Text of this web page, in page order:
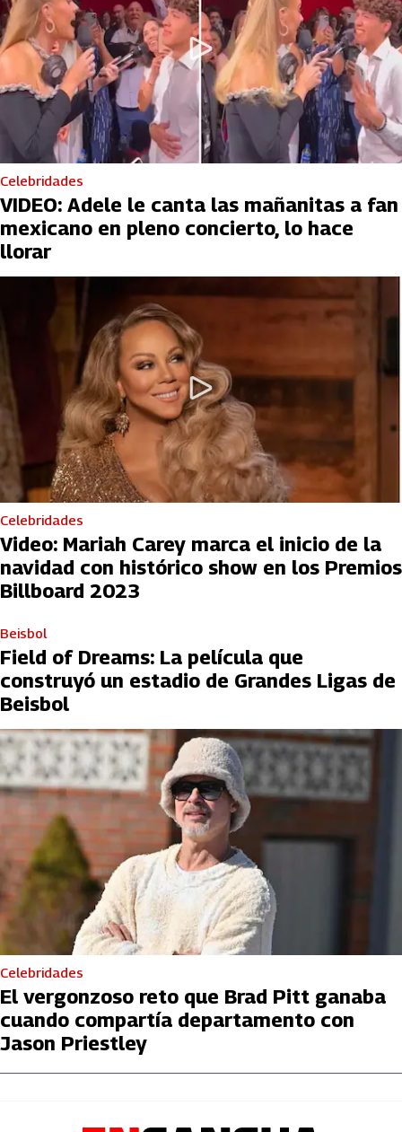
Celebridades
VIDEO: Adele le canta las mañanitas a fan
mexicano en pleno concierto, lo hace
llorar
Celebridades
Video: Mariah Carey marca el inicio de la
navidad con histórico show en los Premios
Billboard 2023
Beisbol
Field of Dreams: La película que
construyó un estadio de Grandes Ligas de
Beisbol
Celebridades
El vergonzoso reto que Brad Pitt ganaba
cuando compartía departamento con
Jason Priestley